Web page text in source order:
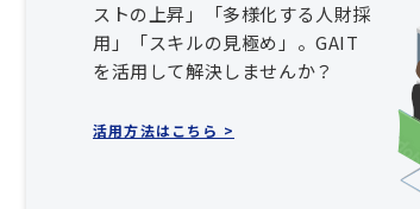
ストの上昇」「多様化する人財採
用」「スキルの見極め」。GAIT
を活用して解決しませんか？
活用方法はこちら >